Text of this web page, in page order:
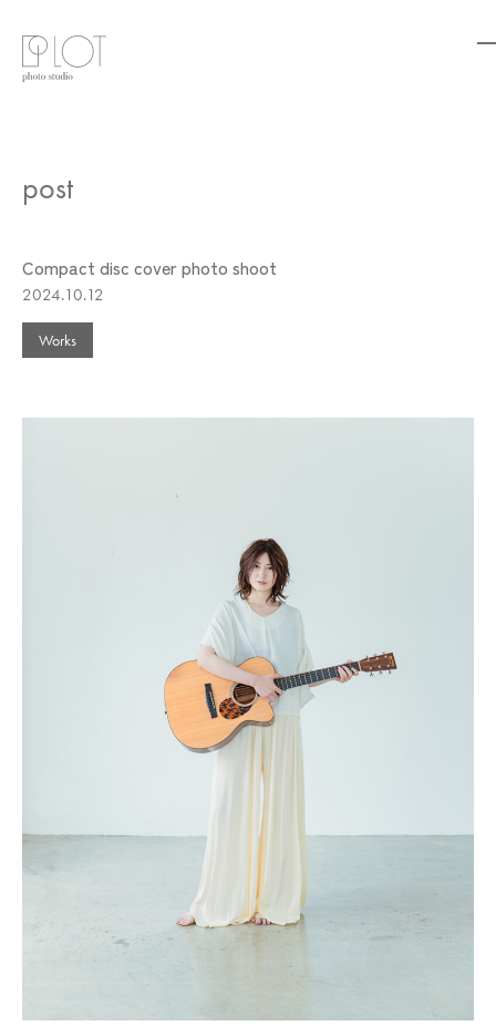
post
Compact disc cover photo shoot
2024.10.12
Works